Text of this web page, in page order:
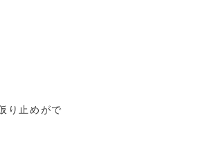
り止めがで